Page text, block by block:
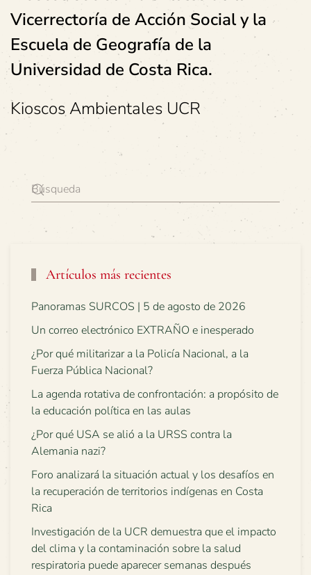
Vicerrectoría de Acción Social y la
Escuela de Geografía de la
Universidad de Costa Rica.
Kioscos Ambientales UCR
Artículos más recientes
Panoramas SURCOS | 5 de agosto de 2026
Un correo electrónico EXTRAÑO e inesperado
¿Por qué militarizar a la Policía Nacional, a la
Fuerza Pública Nacional?
La agenda rotativa de confrontación: a propósito de
la educación política en las aulas
¿Por qué USA se alió a la URSS contra la
Alemania nazi?
Foro analizará la situación actual y los desafíos en
la recuperación de territorios indígenas en Costa
Rica
Investigación de la UCR demuestra que el impacto
del clima y la contaminación sobre la salud
respiratoria puede aparecer semanas después